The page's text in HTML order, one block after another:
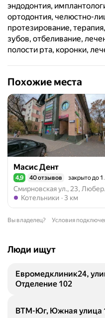
эндодонтия,
ортодонтия, челюстно-
протезирование,
зубов, отбеливание,
полости рта, коронки,
Похожие места
Масис Дент
Рейтинг 4,9 из 5
4,9 40 отзывов закрыто до 10:00
Метро Котельники
Котельники 3 км
Вы владелец? Условия
Люди ищут
Евромедклиник24,
Отделение 102
ВТМ-Юг, Южная улица